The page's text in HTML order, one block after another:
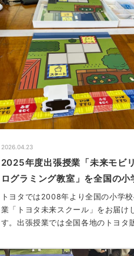
「買う」という体験を通じて、リユ
切さやお金の使い方、相手に伝える
日常生活にもつながる学びを実感す
なりました。
会場では、初めての接客や値段交渉
張しながらも、子どもたちが主体的
行動する姿が多く見られました。
2026.04.23
2025年度出張授業「未来モビ
ログラミング教室」を全国の小
施しました！
トヨタでは2008年より全国の小学
業「トヨタ未来スクール」をお届け
す。出張授業では全国各地のトヨタ
校396校で3種類の特別授業を実施